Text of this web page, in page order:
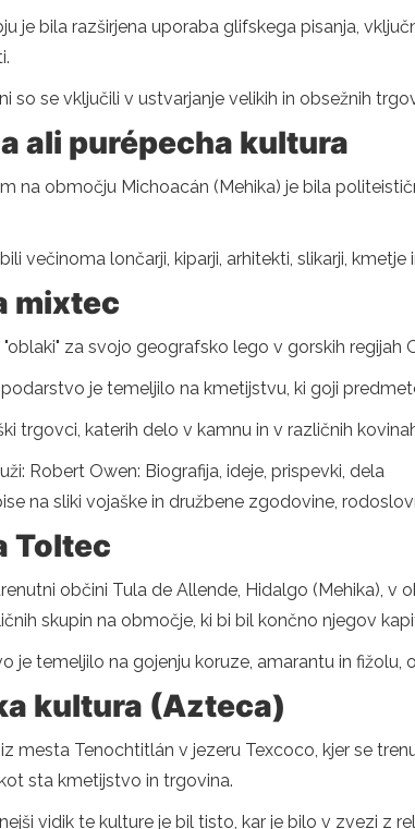
je bila razširjena uporaba glifskega pisanja,
so se vključili v ustvarjanje velikih in obsežnih
ali purépecha kultura
na območju Michoacán (Mehika) je bila
večinoma lončarji, kiparji, arhitekti, slikarji, kmetje
mixtec
za svojo geografsko lego v gorskih regijah
je temeljilo na kmetijstvu, ki goji
trgovci, katerih delo v kamnu in v različnih
Robert Owen: Biografija, ideje, prispevki, dela
na sliki vojaške in družbene zgodovine,
Toltec
občini Tula de Allende, Hidalgo (Mehika),
skupin na območje, ki bi bil končno njegov
je temeljilo na gojenju koruze, amarantu in
kultura (Azteca)
mesta Tenochtitlán v jezeru Texcoco, kjer se
sta kmetijstvo in trgovina.
vidik te kulture je bil tisto, kar je bilo v zvezi z